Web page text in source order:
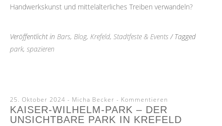
Handwerkskunst und mittelalterliches Treiben verwandeln?
Veröffentlicht in Bars, Blog, Krefeld, Stadtfeste & Events / Tagged
park, spazieren
25. Oktober 2024 - Micha Becker Kommentieren
KAISER-WILHELM-PARK – DER
UNSICHTBARE PARK IN KREFELD